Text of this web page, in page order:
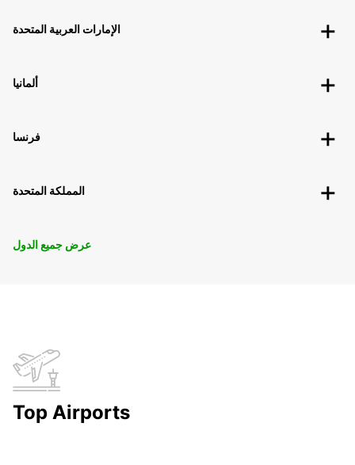
الإمارات العربية المتحدة
ألمانيا
فرنسا
المملكة المتحدة
عرض جميع الدول
Top Airports